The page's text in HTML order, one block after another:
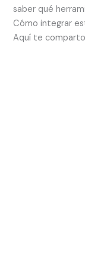
saber qué
Cómo integrar
Aquí te